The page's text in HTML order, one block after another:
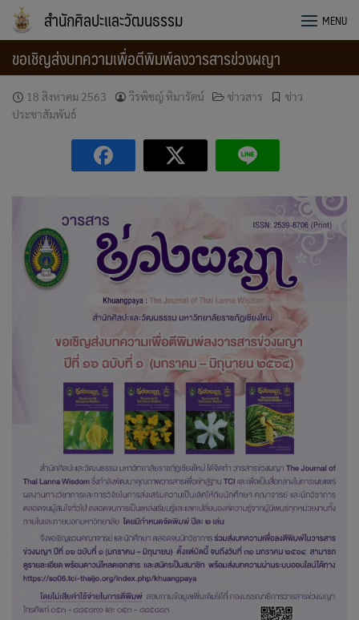
Skip
สำนักศิลปะและวัฒนธรรม MENU
ขอเชิญส่งบทความเพื่อตีพิมพ์ลงวารสารข่วงผญา
18 สิงหาคม 2563 วีรพิชญ์ หิมารัตน์ ข่าวสาร
ข่าว
ประชาสัมพันธ์